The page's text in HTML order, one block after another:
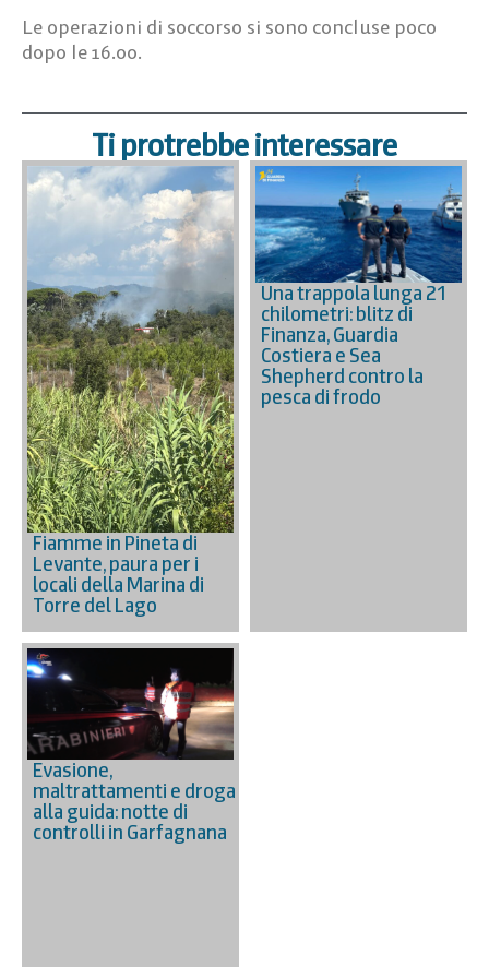
Le operazioni di soccorso si sono concluse poco
dopo le 16.00.
Ti protrebbe interessare
Fiamme in Pineta di
Levante, paura per i
locali della Marina di
Torre del Lago
Una trappola lunga 21
chilometri: blitz di
Finanza, Guardia
Costiera e Sea
Shepherd contro la
pesca di frodo
Evasione,
maltrattamenti e droga
alla guida: notte di
controlli in Garfagnana